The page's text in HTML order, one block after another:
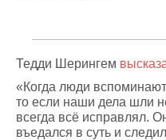
Тедди Шерингем
«Когда люди
то если наши дела шли
всегда всё исправлял.
въедался в суть и